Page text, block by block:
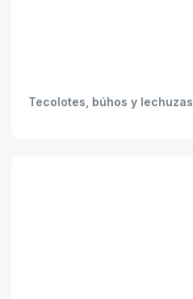
Tecolotes, búhos y lechuzas